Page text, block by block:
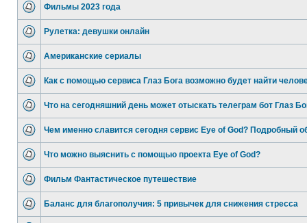
Фильмы 2023 года
Рулетка: девушки онлайн
Американские сериалы
Как с помощью сервиса Глаз Бога возможно будет найти
Что на сегодняшний день может отыскать телеграм бот Глаз
Чем именно славится сегодня сервис Eye of God? Подробный
Что можно выяснить с помощью проекта Eye of God?
Фильм Фантастическое путешествие
Баланс для благополучия: 5 привычек для снижения стресса